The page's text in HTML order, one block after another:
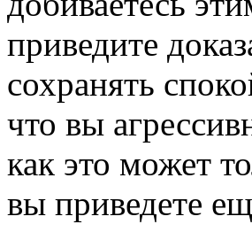
приведите
сохранять
что вы
как это может
вы приведете